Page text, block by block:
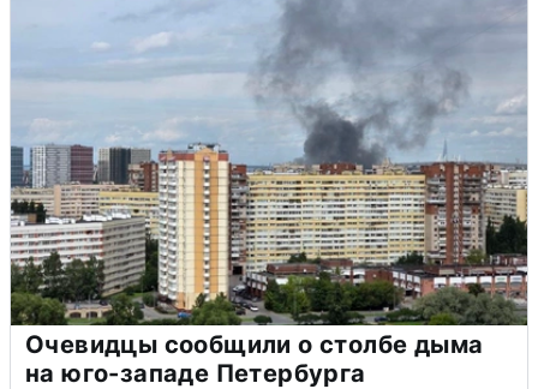
Очевидцы сообщили о столбе дыма
на юго-западе Петербурга